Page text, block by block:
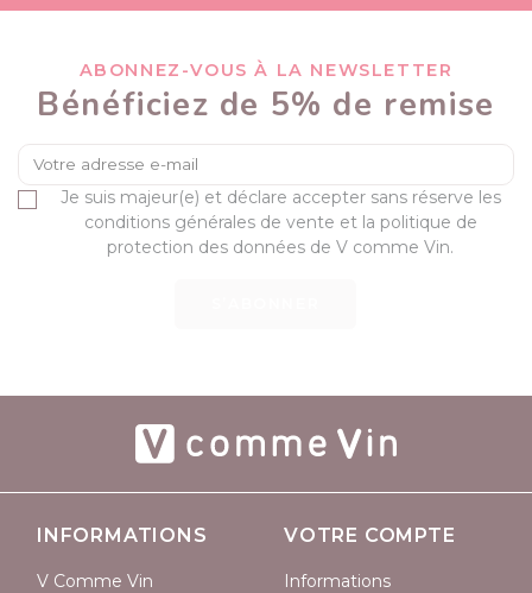
ABONNEZ-VOUS À LA NEWSLETTER
Bénéficiez de 5% de remise
Je suis majeur(e) et déclare accepter sans réserve les
conditions générales de vente et la politique de
protection des données de V comme Vin.
INFORMATIONS
V Comme Vin
VOTRE COMPTE
Informations